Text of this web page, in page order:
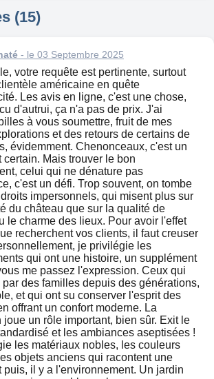
(15)
- le 03 Septembre 2025
votre requête est pertinente, surtout
américaine en quête
Les avis en ligne, c'est une chose,
d'autrui, ça n'a pas de prix. J'ai
à vous soumettre, fruit de mes
et des retours de certains de
évidemment. Chenonceaux, c'est un
certain. Mais trouver le bon
celui qui ne dénature pas
c'est un défi. Trop souvent, on tombe
impersonnels, qui misent plus sur
du château que sur la qualité de
le charme des lieux. Pour avoir l'effet
recherchent vos clients, il faut creuser
je privilégie les
qui ont une histoire, un supplément
me passez l'expression. Ceux qui
par des familles depuis des générations,
et qui ont su conserver l'esprit des
offrant un confort moderne. La
joue un rôle important, bien sûr. Exit le
et les ambiances aseptisées !
les matériaux nobles, les couleurs
objets anciens qui racontent une
puis, il y a l'environnement. Un jardin